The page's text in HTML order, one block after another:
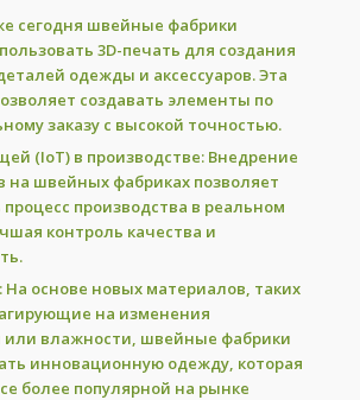
сегодня швейные фабрики
3D-печать для создания
одежды и аксессуаров. Эта
создавать элементы по
заказу с высокой точностью.
(IoT) в производстве:Внедрение
на швейных фабриках позволяет
производства в реальном
контроль качества и
На основе новых материалов, таких
на изменения
или влажности, швейные фабрики
инновационную одежду, которая
более популярной на рынке